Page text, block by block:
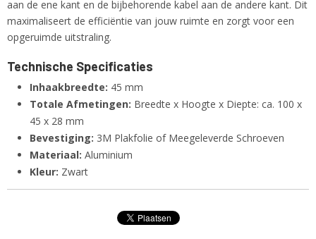
aan de ene kant en de bijbehorende kabel aan de andere kant. Dit
maximaliseert de efficiëntie van jouw ruimte en zorgt voor een
opgeruimde uitstraling.
Technische Specificaties
Inhaakbreedte: 45 mm
Totale Afmetingen: Breedte x Hoogte x Diepte: ca. 100 x
45 x 28 mm
Bevestiging: 3M Plakfolie of Meegeleverde Schroeven
Materiaal: Aluminium
Kleur: Zwart